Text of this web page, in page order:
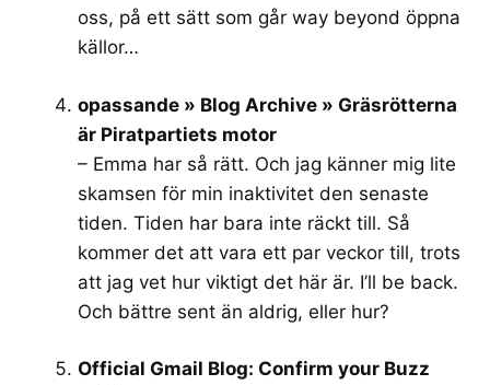
oss, på ett sätt som går way beyond öppna
källor…
opassande » Blog Archive » Gräsrötterna
är Piratpartiets motor
– Emma har så rätt. Och jag känner mig lite
skamsen för min inaktivitet den senaste
tiden. Tiden har bara inte räckt till. Så
kommer det att vara ett par veckor till, trots
att jag vet hur viktigt det här är. I’ll be back.
Och bättre sent än aldrig, eller hur?
Official Gmail Blog: Confirm your Buzz